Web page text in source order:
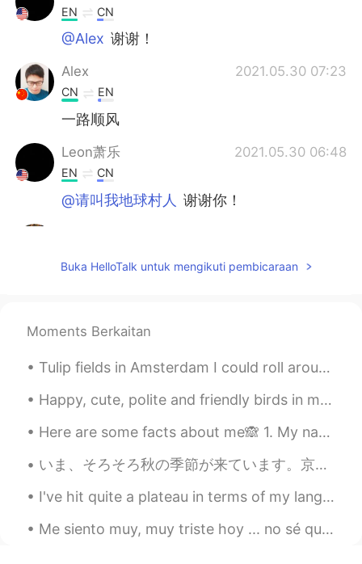
EN CN
@Alex 谢谢！
Alex 2021.05.30 07:23
CN EN
一路顺风
Leon萧乐 2021.05.30 06:48
EN CN
@请叫我地球村人 谢谢你！
EN CN
@komaru 谢谢！
komaru 2021.05.30 06:24
@Leon萧乐 不用谢！祝你一路顺风！
Leon萧乐 2021.05.30 06:24
EN CN
@komaru 哇！谢谢你的修改和解释！
Buka HelloTalk untuk mengikuti pembicaraan
Moments Berkaitan
Tulip fields in Amsterdam I could roll around this field all day. It reminds me of candy floss...
Happy, cute, polite and friendly birds in my garden. As distinct from those screaming devils that...
Here are some facts about me🙈 1. My name is Jemma 2. I'm 16 years old 3. I live in England 4. I...
いま、そろそろ秋の季節が来ています。京都の一番きれいな季節だと思います!１枚目の写真は、研究室の窓から撮りました。他の写真は、大学の近くの神社で撮りました。最近は雨が多すぎたので、散歩の機会があ...
I've hit quite a plateau in terms of my language progression. 我语言水平没有进步，也没有退步。 步入平台期。 So, I'm ...
Me siento muy, muy triste hoy ... no sé qué debo hacer ... tuve un año difícil ... necesito mejor...